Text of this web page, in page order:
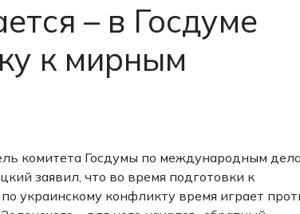
– в Госдуме
к мирным
комитета Госдумы по международным
заявил, что во время подготовки к
украинскому конфликту время играет